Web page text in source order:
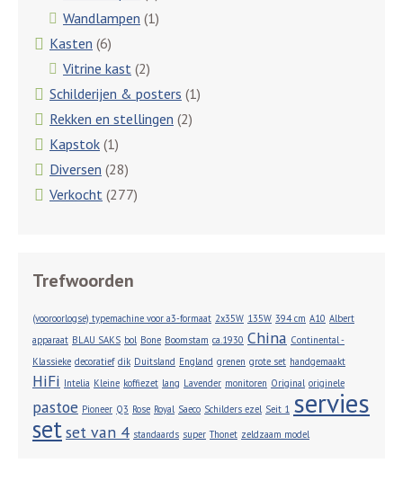
Wandlampen (1)
Kasten (6)
Vitrine kast (2)
Schilderijen & posters (1)
Rekken en stellingen (2)
Kapstok (1)
Diversen (28)
Verkocht (277)
Trefwoorden
(vooroorlogse) typemachine voor a3-formaat 2x35W 135W 394 cm A10 Albert
apparaat BLAU SAKS bol Bone Boomstam ca.1930 China Continental -
Klassieke decoratief dik Duitsland England grenen grote set handgemaakt
HiFi Intelia Kleine koffiezet lang Lavender monitoren Original originele
pastoe Pioneer Q3 Rose Royal Saeco Schilders ezel Seit 1 servies
setset van 4 standaards super Thonet zeldzaam model